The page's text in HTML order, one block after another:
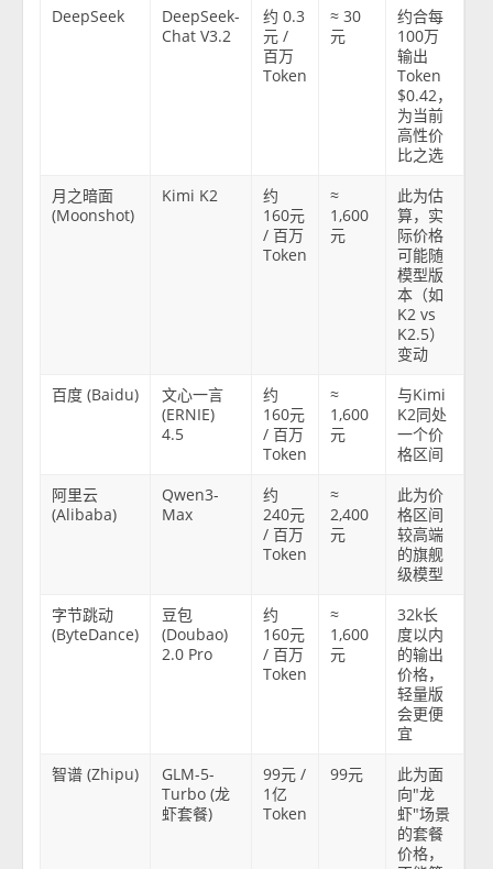
DeepSeek
DeepSeek-
Chat V3.2
约 0.3
元 /
百万
Token
≈ 30
元
约合每
100万
输出
Token
$0.42，
为当前
高性价
比之选
月之暗面
(Moonshot)
Kimi K2
约
160元
/ 百万
Token
≈
1,600
元
此为估
算，实
际价格
可能随
模型版
本（如
K2 vs
K2.5）
变动
百度 (Baidu)
文心一言
(ERNIE)
4.5
约
160元
/ 百万
Token
≈
1,600
元
与Kimi
K2同处
一个价
格区间
阿里云
(Alibaba)
Qwen3-
Max
约
240元
/ 百万
Token
≈
2,400
元
此为价
格区间
较高端
的旗舰
级模型
字节跳动
(ByteDance)
豆包
(Doubao)
2.0 Pro
约
160元
/ 百万
Token
≈
1,600
元
32k长
度以内
的输出
价格，
轻量版
会更便
宜
智谱 (Zhipu)
GLM-5-
Turbo (龙
虾套餐)
99元 /
1亿
Token
99元
此为面
向"龙
虾"场景
的套餐
价格，